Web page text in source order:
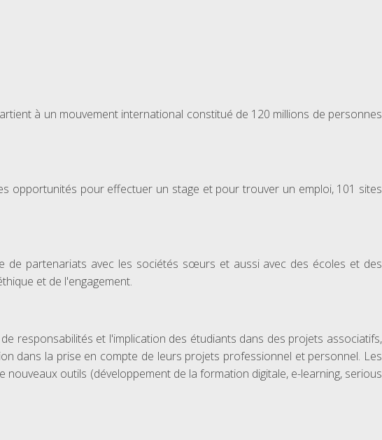
à un mouvement international constitué de 120 millions de personnes
opportunités pour effectuer un stage et pour trouver un emploi, 101 sites
partenariats avec les sociétés sœurs et aussi avec des écoles et des
et de l'engagement.
responsabilités et l'implication des étudiants dans des projets associatifs,
dans la prise en compte de leurs projets professionnel et personnel. Les
outils (développement de la formation digitale, e-learning, serious